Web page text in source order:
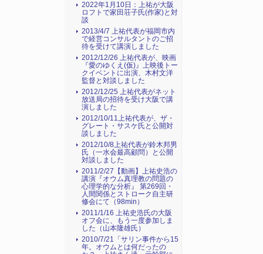
2022年1月10日：上祐が大阪
ロフトで家田荘子氏(作家)と対
談
2013/4/7 上祐代表が福岡市内
で経営コンサルタントのご招
待を受けて講演しました
2012/12/26 上祐代表が、映画
『愛のゆくえ(仮)』上映後トー
クイベントに出演、木村文洋
監督と対談しました
2012/12/25 上祐代表がネット
放送局の招待を受け大阪で講
演しました
2012/10/11上祐代表が、ザ・
グレート・サスケ氏と公開対
談しました
2012/10/8上祐代表が鈴木邦男
氏（一水会最高顧問）と公開
対談しました
2011/2/27【動画】上祐史浩の
講演『オウム真理教の問題の
心理学的な分析』 第269回・
人間関係とストローク自主研
修会にて（98min）
2011/1/16 上祐史浩氏の大阪
オフ会に、もう一度参加しま
した（山本隆雄氏）
2010/7/21「サリン事件から15
年。オウムとは何だったの